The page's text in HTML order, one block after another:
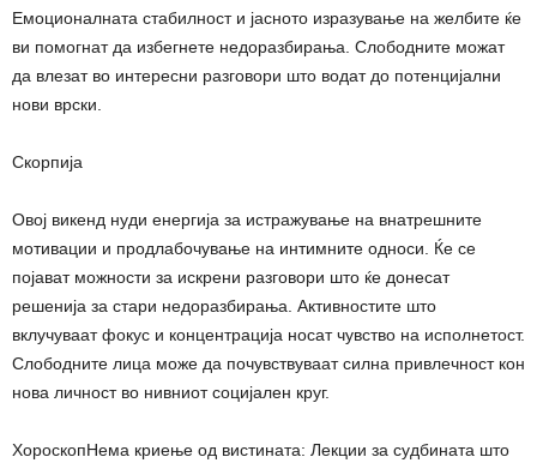
Емоционалната стабилност и јасното изразување на желбите ќе
ви помогнат да избегнете недоразбирања. Слободните можат
да влезат во интересни разговори што водат до потенцијални
нови врски.
Скорпија
Овој викенд нуди енергија за истражување на внатрешните
мотивации и продлабочување на интимните односи. Ќе се
појават можности за искрени разговори што ќе донесат
решенија за стари недоразбирања. Активностите што
вклучуваат фокус и концентрација носат чувство на исполнетост.
Слободните лица може да почувствуваат силна привлечност кон
нова личност во нивниот социјален круг.
ХороскопНема криење од вистината: Лекции за судбината што